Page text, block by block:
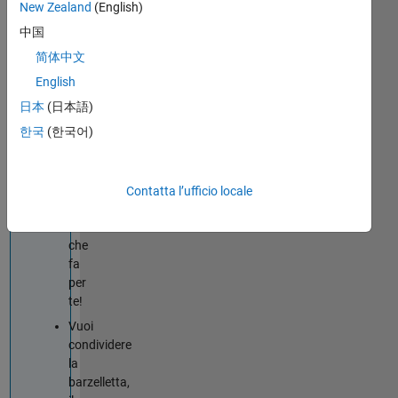
in
MATLAB
Simulink?
Tips
che
fa
per
te!
Vuoi
condividere
la
barzelletta,
New Zealand (English)
中国
简体中文
English
日本 (日本語)
한국 (한국어)
Contatta l’ufficio locale